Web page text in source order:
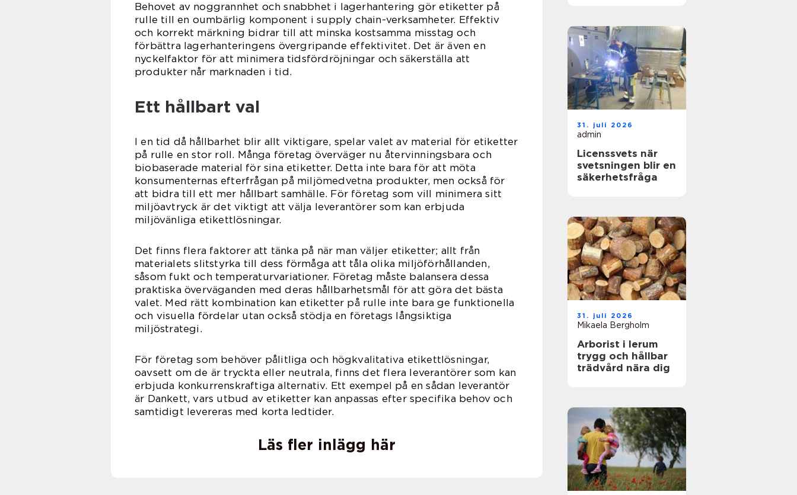
Behovet av noggrannhet och snabbhet i lagerhantering gör etiketter på
rulle till en oumbärlig komponent i supply chain-verksamheter. Effektiv
och korrekt märkning bidrar till att minska kostsamma misstag och
förbättra lagerhanteringens övergripande effektivitet. Det är även en
nyckelfaktor för att minimera tidsfördröjningar och säkerställa att
produkter når marknaden i tid.
Ett hållbart val
I en tid då hållbarhet blir allt viktigare, spelar valet av material för etiketter
på rulle en stor roll. Många företag överväger nu återvinningsbara och
biobaserade material för sina etiketter. Detta inte bara för att möta
konsumenternas efterfrågan på miljömedvetna produkter, men också för
att bidra till ett mer hållbart samhälle. För företag som vill minimera sitt
miljöavtryck är det viktigt att välja leverantörer som kan erbjuda
miljövänliga etikettlösningar.
Det finns flera faktorer att tänka på när man väljer etiketter; allt från
materialets slitstyrka till dess förmåga att tåla olika miljöförhållanden,
såsom fukt och temperaturvariationer. Företag måste balansera dessa
praktiska överväganden med deras hållbarhetsmål för att göra det bästa
valet. Med rätt kombination kan etiketter på rulle inte bara ge funktionella
och visuella fördelar utan också stödja en företags långsiktiga
miljöstrategi.
För företag som behöver pålitliga och högkvalitativa etikettlösningar,
oavsett om de är tryckta eller neutrala, finns det flera leverantörer som kan
erbjuda konkurrenskraftiga alternativ. Ett exempel på en sådan leverantör
är Dankett, vars utbud av etiketter kan anpassas efter specifika behov och
samtidigt levereras med korta ledtider.
Läs fler inlägg här
31. juli 2026
admin
Licenssvets när
svetsningen blir en
säkerhetsfråga
31. juli 2026
Mikaela Bergholm
Arborist i lerum
trygg och hållbar
trädvård nära dig